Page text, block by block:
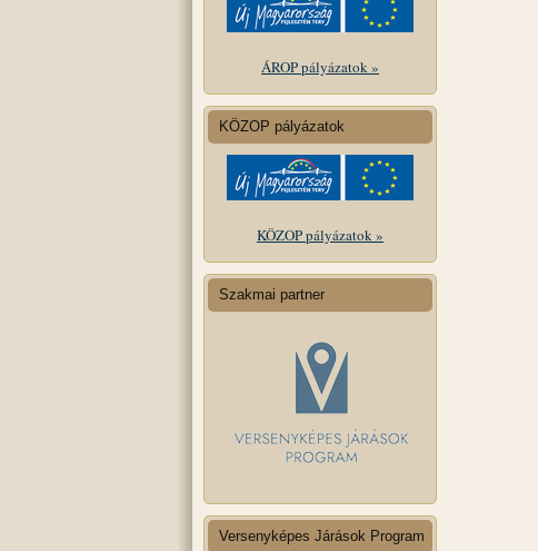
ÁROP pályázatok »
KÖZOP pályázatok
KÖZOP pályázatok »
Szakmai partner
Versenyképes Járások Program